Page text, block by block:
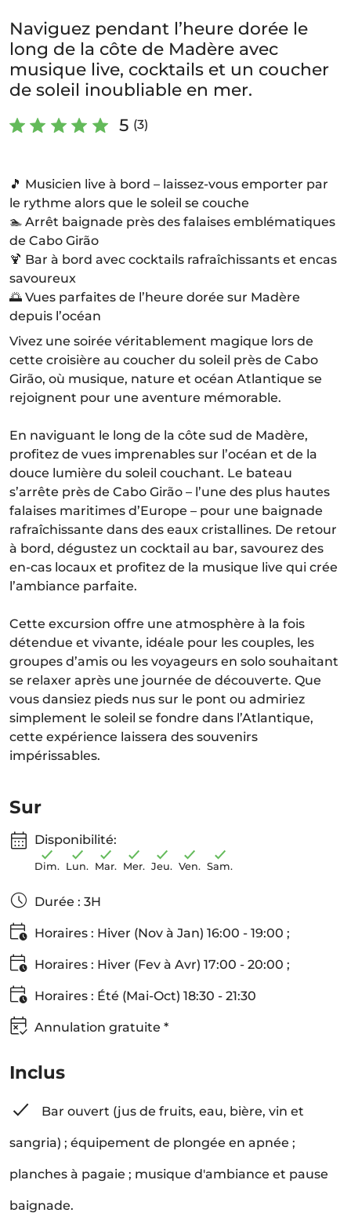
Naviguez pendant l’heure dorée le
long de la côte de Madère avec
musique live, cocktails et un coucher
de soleil inoubliable en mer.
5 (3)
🎵 Musicien live à bord – laissez-vous emporter par
le rythme alors que le soleil se couche
🏊 Arrêt baignade près des falaises emblématiques
de Cabo Girão
🍹 Bar à bord avec cocktails rafraîchissants et encas
savoureux
🌅 Vues parfaites de l’heure dorée sur Madère
depuis l’océan
Vivez une soirée véritablement magique lors de
cette croisière au coucher du soleil près de Cabo
Girão, où musique, nature et océan Atlantique se
rejoignent pour une aventure mémorable.
En naviguant le long de la côte sud de Madère,
profitez de vues imprenables sur l’océan et de la
douce lumière du soleil couchant. Le bateau
s’arrête près de Cabo Girão – l’une des plus hautes
falaises maritimes d’Europe – pour une baignade
rafraîchissante dans des eaux cristallines. De retour
à bord, dégustez un cocktail au bar, savourez des
en-cas locaux et profitez de la musique live qui crée
l’ambiance parfaite.
Cette excursion offre une atmosphère à la fois
détendue et vivante, idéale pour les couples, les
groupes d’amis ou les voyageurs en solo souhaitant
se relaxer après une journée de découverte. Que
vous dansiez pieds nus sur le pont ou admiriez
simplement le soleil se fondre dans l’Atlantique,
cette expérience laissera des souvenirs
impérissables.
Sur
Disponibilité:
Dim. Lun. Mar. Mer. Jeu. Ven. Sam.
Durée : 3H
Horaires : Hiver (Nov à Jan) 16:00 - 19:00 ;
Horaires : Hiver (Fev à Avr) 17:00 - 20:00 ;
Horaires : Été (Mai-Oct) 18:30 - 21:30
Annulation gratuite *
Inclus
Bar ouvert (jus de fruits, eau, bière, vin et
sangria) ; équipement de plongée en apnée ;
planches à pagaie ; musique d'ambiance et pause
baignade.